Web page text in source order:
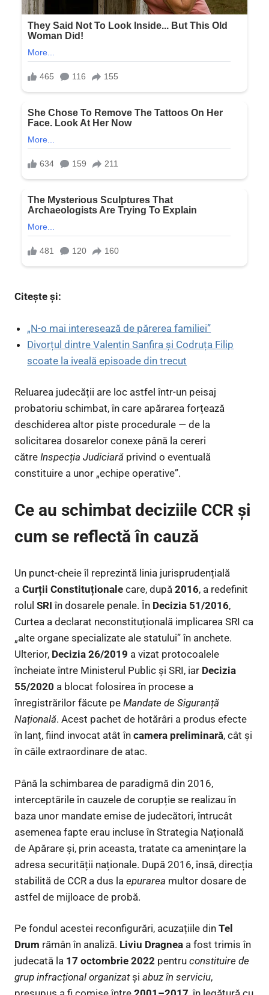
Citește și:
„N-o mai interesează de părerea familiei”
Divorțul dintre Valentin Sanfira și Codruța Filip
scoate la iveală episoade din trecut
Reluarea judecății are loc astfel într-un peisaj
probatoriu schimbat, în care apărarea forțează
deschiderea altor piste procedurale — de la
solicitarea dosarelor conexe până la cereri
către Inspecția Judiciară privind o eventuală
constituire a unor „echipe operative”.
Ce au schimbat deciziile CCR și
cum se reflectă în cauză
Un punct-cheie îl reprezintă linia jurisprudențială
a Curții Constituționale care, după 2016, a redefinit
rolul SRI în dosarele penale. În Decizia 51/2016,
Curtea a declarat neconstituțională implicarea SRI ca
„alte organe specializate ale statului” în anchete.
Ulterior, Decizia 26/2019 a vizat protocoalele
încheiate între Ministerul Public și SRI, iar Decizia
55/2020 a blocat folosirea în procese a
înregistrărilor făcute pe Mandate de Siguranță
Națională. Acest pachet de hotărâri a produs efecte
în lanț, fiind invocat atât în camera preliminară, cât și
în căile extraordinare de atac.
Până la schimbarea de paradigmă din 2016,
interceptările în cauzele de corupție se realizau în
baza unor mandate emise de judecători, întrucât
asemenea fapte erau incluse în Strategia Națională
de Apărare și, prin aceasta, tratate ca amenințare la
adresa securității naționale. După 2016, însă, direcția
stabilită de CCR a dus la epurarea multor dosare de
astfel de mijloace de probă.
Pe fondul acestei reconfigurări, acuzațiile din Tel
Drum rămân în analiză. Liviu Dragnea a fost trimis în
judecată la 17 octombrie 2022 pentru constituire de
grup infracțional organizatși abuz în serviciu,